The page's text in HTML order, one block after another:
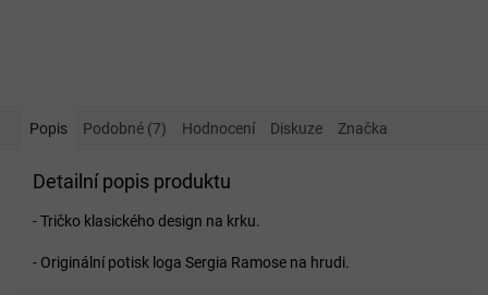
Popis Podobné (7) Hodnocení Diskuze Značka
Detailní popis produktu
- Tričko klasickéhodesign na krku.
- Originální potisk loga Sergia Ramose na hrudi.